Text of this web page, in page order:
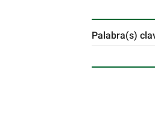
Palabra(s)